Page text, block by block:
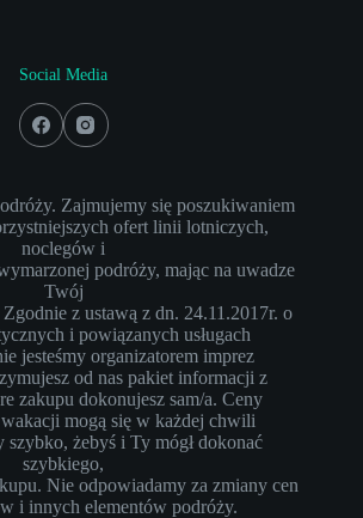
Social Media
Zajmujemy się poszukiwaniem
ofert linii lotniczych,
noclegów i
podróży, mając na uwadze
Twój
z ustawą z dn. 24.11.2017r. o
i powiązanych usługach
jesteśmy organizatorem imprez
od nas pakiet informacji z
zakupu dokonujesz sam/a. Ceny
mogą się w każdej chwili
szybko, żebyś i Ty mógł dokonać
szybkiego,
Nie odpowiadamy za zmiany cen
i innych elementów podróży.